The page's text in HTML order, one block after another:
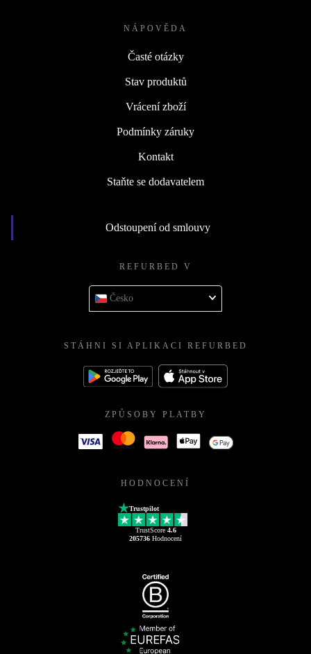
NÁPOVĚDA
Časté otázky
Stav produktů
Vrácení zboží
Podmínky záruky
Kontakt
Staňte se dodavatelem
Odstoupení od smlouvy
REFURBED V
Česko
STÁHNI SI APLIKACI REFURBED
ZPŮSOBY PLATBY
HODNOCENÍ
Trustpilot
TrustScore 4.6
205736 Hodnocení